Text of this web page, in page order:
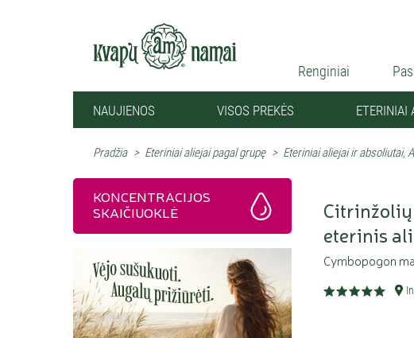
Renginiai
NAUJIENOS VISOS PREKĖS ETERINIAI
Pradžia > Eteriniai aliejai pagal grupę > Eteriniai aliejai ir absoliutai,
eterinis
Cymbopogon
KONCENTRACIJOS
SKAIČIUOKLĖ